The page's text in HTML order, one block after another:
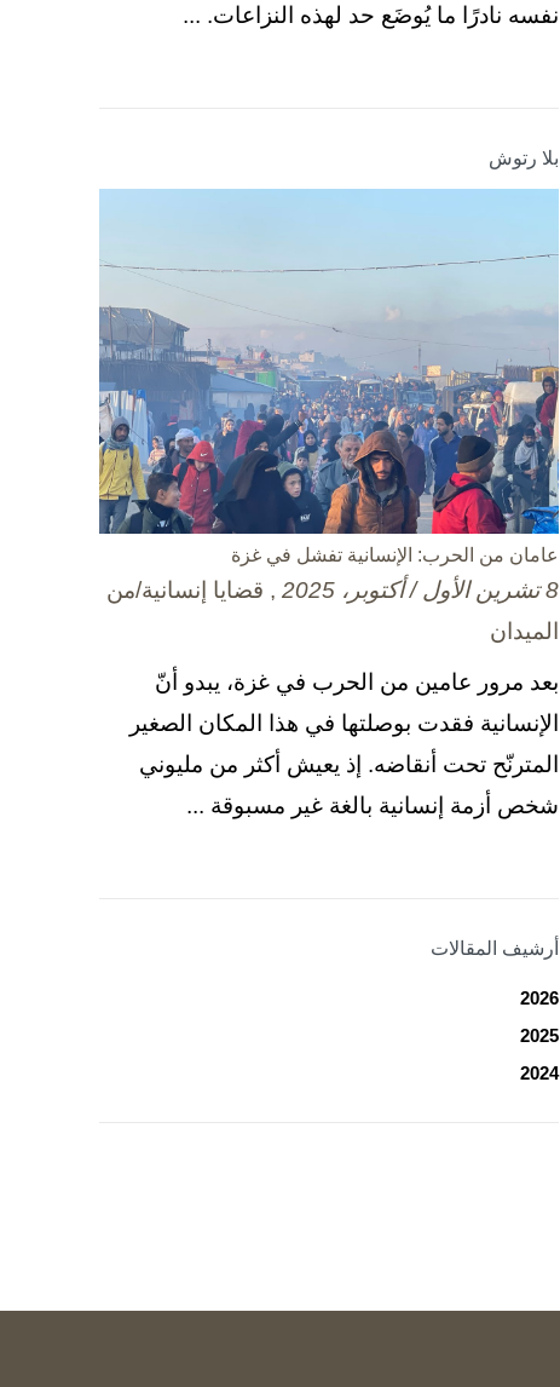
نفسه نادرًا ما يُوضَع حد لهذه النزاعات. ...
بلا رتوش
عامان من الحرب: الإنسانية تفشل في غزة
8 تشرين الأول / أكتوبر، 2025
, قضايا إنسانية/من
الميدان
بعد مرور عامين من الحرب في غزة، يبدو أنّ
الإنسانية فقدت بوصلتها في هذا المكان الصغير
المترنّح تحت أنقاضه. إذ يعيش أكثر من مليوني
شخص أزمة إنسانية بالغة غير مسبوقة ...
أرشيف المقالات
2026
2025
2024